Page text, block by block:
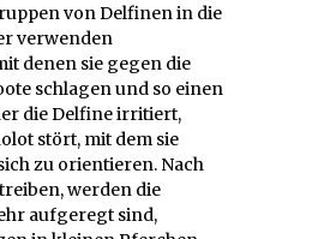
von Delfinen in die
verwenden
denen sie gegen die
schlagen und so einen
die Delfine irritiert,
stört, mit dem sie
zu orientieren. Nach
werden die
aufgeregt sind,